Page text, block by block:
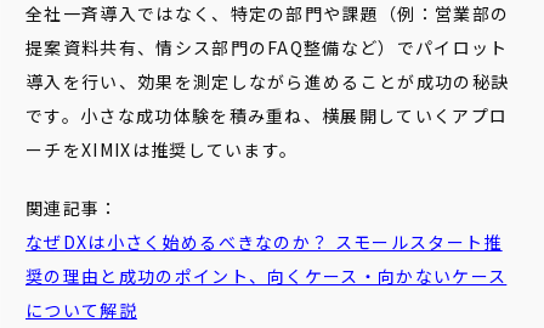
全社一斉導入ではなく、特定の部門や課題（例：営業部の
提案資料共有、情シス部門のFAQ整備など）でパイロット
導入を行い、効果を測定しながら進めることが成功の秘訣
です。小さな成功体験を積み重ね、横展開していくアプロ
ーチをXIMIXは推奨しています。
関連記事：
なぜDXは小さく始めるべきなのか？ スモールスタート推
奨の理由と成功のポイント、向くケース・向かないケース
について解説